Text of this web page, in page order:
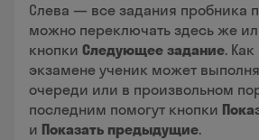
Слева — все задания пробника
можно переключать здесь же
кнопки Следующее задание.
экзамене ученик может
очереди или в произвольном
последним помогут кнопки
и Показать предыдущие.